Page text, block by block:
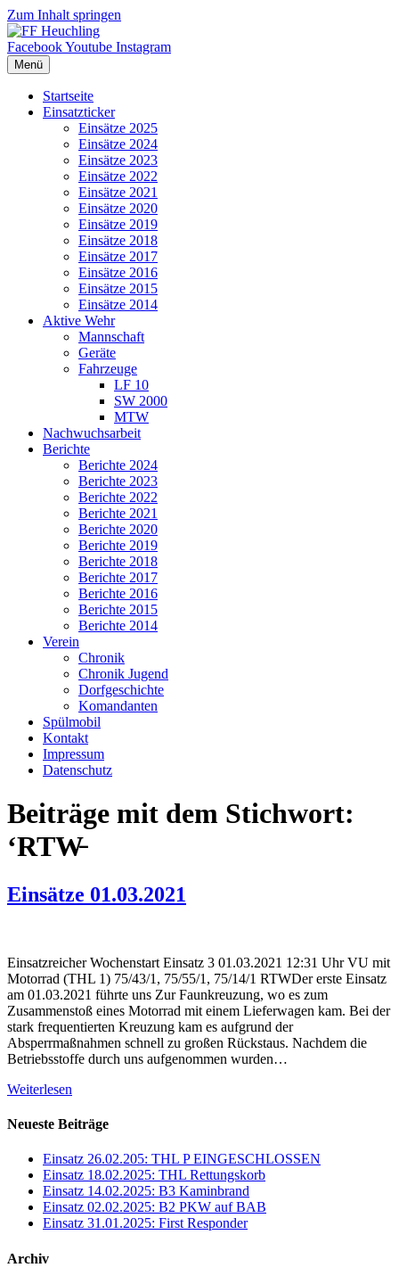
Zum Inhalt springen
FacebookYoutube Instagram
Menü
Startseite
Einsatzticker
Einsätze 2025
Einsätze 2024
Einsätze 2023
Einsätze 2022
Einsätze 2021
Einsätze 2020
Einsätze 2019
Einsätze 2018
Einsätze 2017
Einsätze 2016
Einsätze 2015
Einsätze 2014
Aktive Wehr
Mannschaft
Geräte
Fahrzeuge
LF 10
SW 2000
MTW
Nachwuchsarbeit
Berichte
Berichte 2024
Berichte 2023
Berichte 2022
Berichte 2021
Berichte 2020
Berichte 2019
Berichte 2018
Berichte 2017
Berichte 2016
Berichte 2015
Berichte 2014
Verein
Chronik
Chronik Jugend
Dorfgeschichte
Komandanten
Spülmobil
Kontakt
Impressum
Datenschutz
Beiträge mit dem Stichwort:
‘RTW̵
Einsätze 01.03.2021
Einsatzreicher Wochenstart Einsatz 3 01.03.2021 12:31 Uhr VU mit
Motorrad (THL 1) 75/43/1, 75/55/1, 75/14/1 RTWDer erste Einsatz
am 01.03.2021 führte uns Zur Faunkreuzung, wo es zum
Zusammenstoß eines Motorrad mit einem Lieferwagen kam. Bei der
stark frequentierten Kreuzung kam es aufgrund der
Absperrmaßnahmen schnell zu großen Rückstaus. Nachdem die
Betriebsstoffe durch uns aufgenommen wurden…
Weiterlesen
Neueste Beiträge
Einsatz 26.02.205: THL P EINGESCHLOSSEN
Einsatz 18.02.2025: THL Rettungskorb
Einsatz 14.02.2025: B3 Kaminbrand
Einsatz 02.02.2025: B2 PKW auf BAB
Einsatz 31.01.2025: First Responder
Archiv